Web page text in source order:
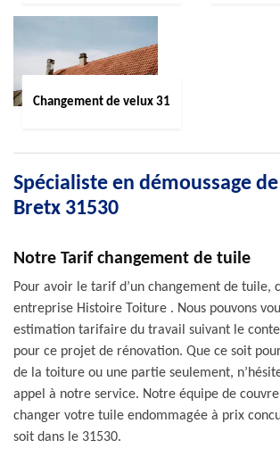
Changement de velux 31
Spécialiste en démoussage
Bretx 31530
Notre Tarif changement de tuile
Pour avoir le tarif d’un changement de tuile,
entreprise Histoire Toiture . Nous pouvons
estimation tarifaire du travail suivant le
pour ce projet de rénovation. Que ce soit
de la toiture ou une partie seulement,
appel à notre service. Notre équipe de
changer votre tuile endommagée à prix
soit dans le 31530.